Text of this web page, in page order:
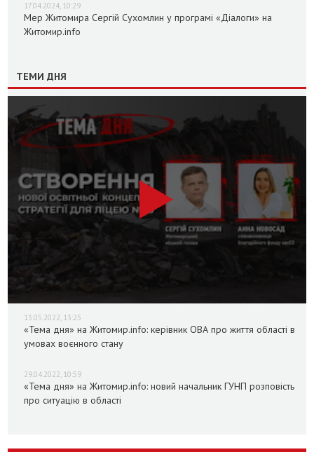
17.04.2024, 10:29
Мер Житомира Сергій Сухомлин у програмі «Діалоги» на
Житомир.info
ТЕМИ ДНЯ
13.05.2022, 13:25
«Тема дня» на Житомир.info: керівник ОВА про життя області в
умовах воєнного стану
29.04.2022, 10:59
«Тема дня» на Житомир.info: новий начальник ГУНП розповість
про ситуацію в області